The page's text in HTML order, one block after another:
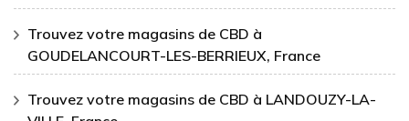
Trouvez votre magasins de CBD à
GOUDELANCOURT-LES-BERRIEUX, France
Trouvez votre magasins de CBD à LANDOUZY-LA-